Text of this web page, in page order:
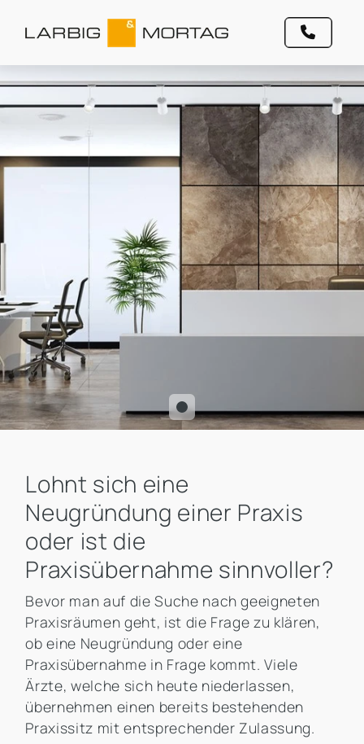
Lohnt sich eine
Neugründung einer Praxis
oder ist die
Praxisübernahme sinnvoller?
Bevor man auf die Suche nach geeigneten
Praxisräumen geht, ist die Frage zu klären,
ob eine Neugründung oder eine
Praxisübernahme in Frage kommt. Viele
Ärzte, welche sich heute niederlassen,
übernehmen einen bereits bestehenden
Praxissitz mit entsprechender Zulassung.